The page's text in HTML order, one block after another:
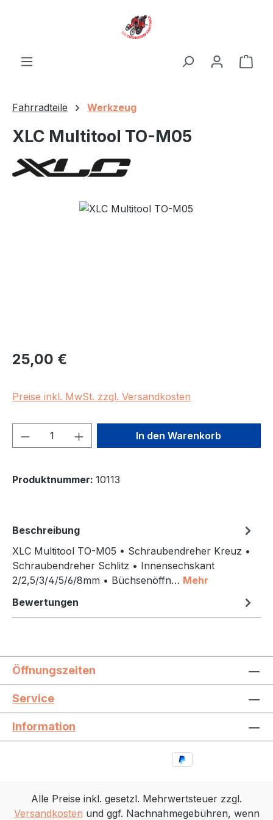
Fahrradteile Werkzeug
XLC Multitool TO-M05
Bildergalerie überspringen
Regulärer Preis:
25,00 €
Preise inkl. MwSt. zzgl. Versandkosten
Produkt Anzahl: Gib denIn den Warenkorb
Produktnummer: 10113
Beschreibung
XLC Multitool TO-M05 • Schraubendreher Kreuz •
Schraubendreher Schlitz • Innensechskant
2/2,5/3/4/5/6/8mm • Büchsenöffn… Mehr
Bewertungen
Öffnungszeiten
Service
Information
Alle Preise inkl. gesetzl. Mehrwertsteuer zzgl.
Versandkosten und ggf. Nachnahmegebühren, wenn